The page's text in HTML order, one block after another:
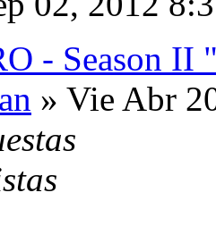
- Season II
» Vie Abr